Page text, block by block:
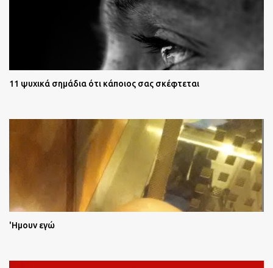
11 ψυχικά σημάδια ότι κάποιος σας σκέφτεται
'Ημουν εγώ